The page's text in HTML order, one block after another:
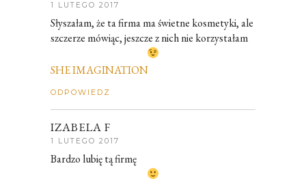
1 LUTEGO 2017
Słyszałam, że ta firma ma świetne kosmetyki, ale
szczerze mówiąc, jeszcze z nich nie korzystałam
SHE IMAGINATION
ODPOWIEDZ
IZABELA F
1 LUTEGO 2017
Bardzo lubię tą firmę